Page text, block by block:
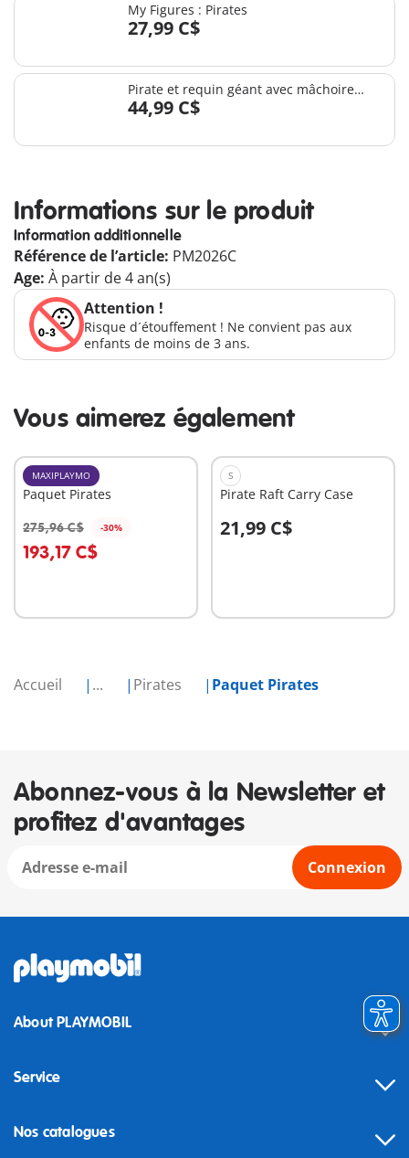
Accueil ... Pirates Paquet Pirates
My Figures : Pirates
27,99 C$
Pirate et requin géant avec mâchoire
articulée
44,99 C$
Informations sur le produit
Information additionnelle
Référence de l’article: PM2026C
Age: À partir de 4 an(s)
Attention !
Risque d´étouffement ! Ne convient pas aux
enfants de moins de 3 ans.
Vous aimerez également
MAXIPLAYMO
Paquet Pirates
275,96 C$ -30%
193,17 C$
Au panier
S
Pirate Raft Carry Case
21,99 C$
Au panier
Abonnez-vous à la Newsletter et
profitez d'avantages
Connexion
About PLAYMOBIL
Service
Nos catalogues